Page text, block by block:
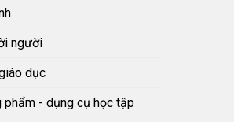
người
dục
phẩm - dụng cụ học tập